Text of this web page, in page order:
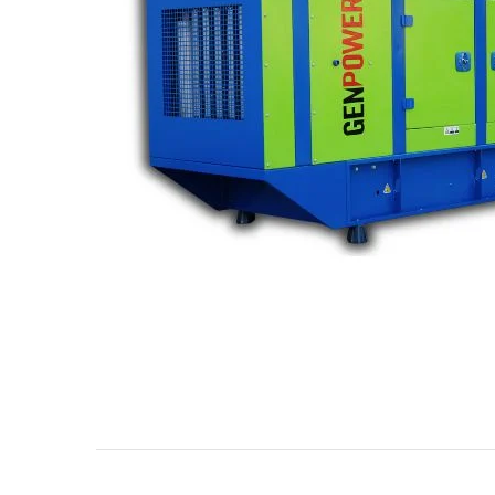
Traktore
Transpaleta